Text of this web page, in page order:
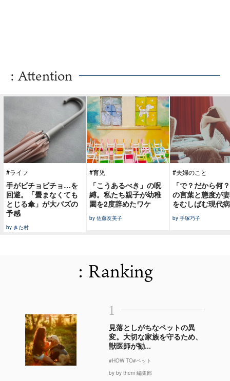
: Attention
#ライフ
手がビチョビチョ…を
回避。「畳まなくても
とじる傘」が大バズの
予感
by きた村
#育児
「こうあるべき」の呪
縛。私たち親子が幼稚
園を2度辞めたワケ
by 佐藤友美子
#夫婦のこと
「で？だから何
の言葉と態度が
をむしばむ現代病
by 手塚巧子
: Ranking
1
見落としがちなペットの異
変。大切な家族を守るため、
獣医師が勧...
#HOW TO#ペット
by by them 編集部